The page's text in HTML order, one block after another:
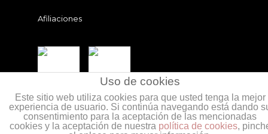
Afiliaciones
Uso de cookies
Este sitio web utiliza cookies para que usted tenga la mejor
experiencia de usuario. Si continúa navegando está dando
consentimiento para la aceptación de las mencionadas
cookies y la aceptación de nuestra política de cookies,